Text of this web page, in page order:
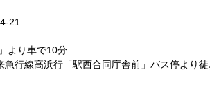
21
より車で10分
急行線高浜行「駅西合同庁舎前」バス停より徒